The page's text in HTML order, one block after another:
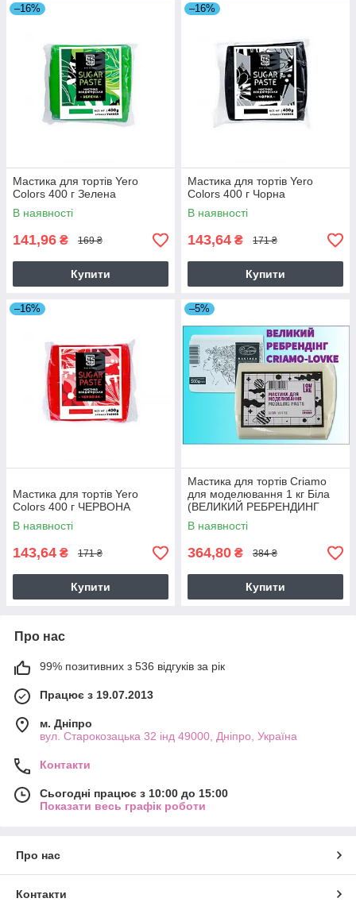
–16%
Мастика для тортів Yero
Colors 400 г Зелена
В наявності
141,96 ₴ 169 ₴
Купити
–16%
Мастика для тортів Yero
Colors 400 г Чорна
В наявності
143,64 ₴ 171 ₴
Купити
–16%
Мастика для тортів Yero
Colors 400 г ЧЕРВОНА
В наявності
143,64 ₴ 171 ₴
Купити
–5%
Мастика для тортів Criamo
для моделювання 1 кг Біла
(ВЕЛИКИЙ РЕБРЕНДИНГ
CRIAMO-LOVKE)
В наявності
364,80 ₴ 384 ₴
Купити
Про нас
99% позитивних з 536 відгуків за рік
Працює з 19.07.2013
м. Дніпро
вул. Старокозацька 32 інд 49000, Дніпро, Україна
Контакти
Сьогодні працює з 10:00 до 15:00
Показати весь графік роботи
Про нас
Контакти